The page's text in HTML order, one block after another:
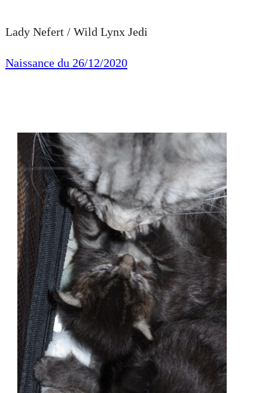
Lady Nefert / Wild Lynx Jedi
Naissance du 26/12/2020